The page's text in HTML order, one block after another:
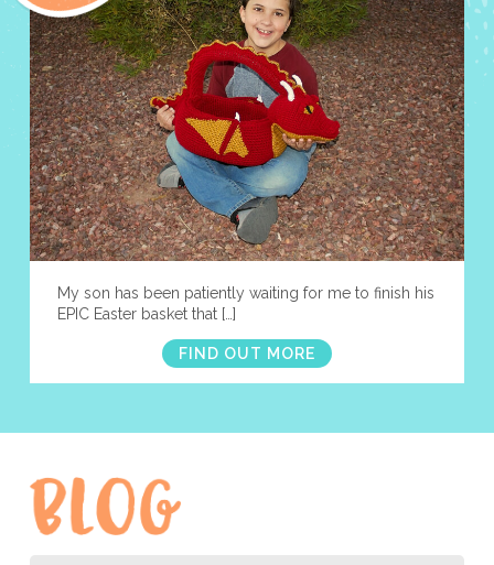
My son has been patiently waiting for me to finish his
EPIC Easter basket that […]
FIND OUT MORE